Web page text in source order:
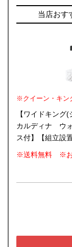
当店おす
※クイーン・キン
【ワイドキング(
カルディナ ウ
ス付】【組立設置
※送料無料 ※お